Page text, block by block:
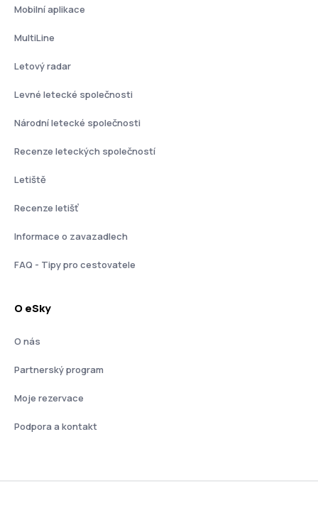
Mobilní aplikace
MultiLine
Letový radar
Levné letecké společnosti
Národní letecké společnosti
Recenze leteckých společností
Letiště
Recenze letišť
Informace o zavazadlech
FAQ - Tipy pro cestovatele
O eSky
O nás
Partnerský program
Moje rezervace
Podpora a kontakt